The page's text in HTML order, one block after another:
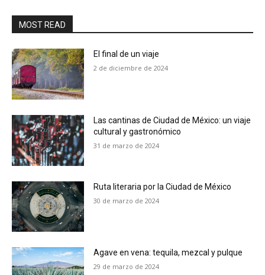
MOST READ
El final de un viaje
2 de diciembre de 2024
Las cantinas de Ciudad de México: un viaje
cultural y gastronómico
31 de marzo de 2024
Ruta literaria por la Ciudad de México
30 de marzo de 2024
Agave en vena: tequila, mezcal y pulque
29 de marzo de 2024